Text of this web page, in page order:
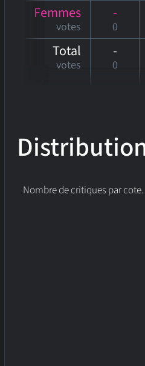
Femmes
votes
-
0
Total
votes
-
0
Nombre de critiques par cote.